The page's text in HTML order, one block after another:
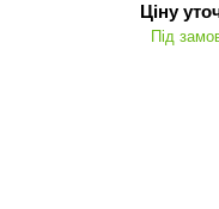
Ціну
Під